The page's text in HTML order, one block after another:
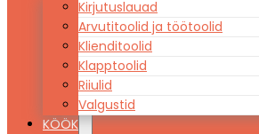
Kirjutuslauad
Arvutitoolid ja töötoolid
Klienditoolid
Klapptoolid
Riiulid
Valgustid
KÖÖK